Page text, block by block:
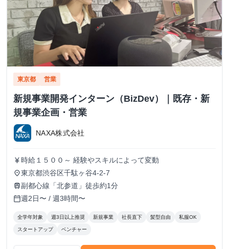
東京都 営業
新規事業開発インターン（BizDev）｜既存・新
規事業企画・営業
NAXA株式会社
currency_yen 時給１５００～ 経験やスキルによって変動
place東京都渋谷区千駄ヶ谷4-2-7
train副都心線「北参道」徒歩約1分
calendar_today週2日〜 / 週3時間〜
全学年対象 週3日以上推奨 新規事業 社長直下 髪型自由 私服OK
スタートアップ ベンチャー